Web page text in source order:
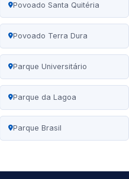
Povoado Santa Quitéria
Povoado Terra Dura
Parque Universitário
Parque da Lagoa
Parque Brasil